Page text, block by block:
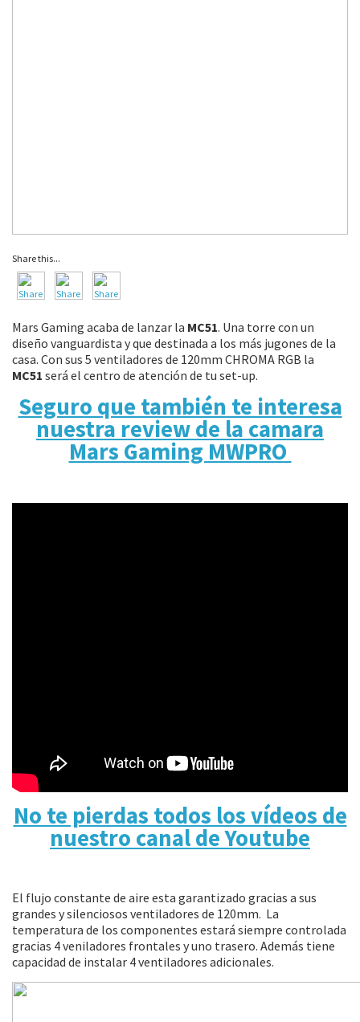
Share this...
Mars Gaming acaba de lanzar la MC51. Una torre con un
diseño vanguardista y que destinada a los más jugones de la
casa. Con sus 5 ventiladores de 120mm CHROMA RGB la
MC51 será el centro de atención de tu set-up.
Seguro que también te interesa
nuestra review de la camara
Mars Gaming MWPRO
No te pierdas todos los vídeos de
nuestro canal de Youtube
El flujo constante de aire esta garantizado gracias a sus
grandes y silenciosos ventiladores de 120mm. La
temperatura de los componentes estará siempre controlada
gracias 4 veniladores frontales y uno trasero. Además tiene
capacidad de instalar 4 ventiladores adicionales.